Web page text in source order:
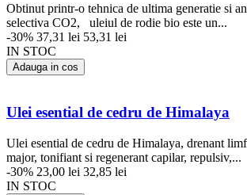
Obtinut printr-o tehnica de ultima generatie si
selectiva CO2, uleiul de rodie bio este un...
-30% 37,31 lei 53,31 lei
IN STOC
Adauga in cos
Ulei esential de cedru de Himalaya
Ulei esential de cedru de Himalaya, drenant
major, tonifiant si regenerant capilar, repulsiv,...
-30% 23,00 lei 32,85 lei
IN STOC